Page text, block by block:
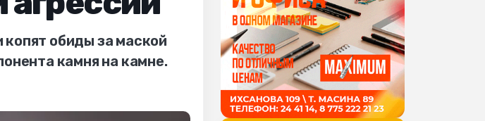
обиды за маской
камня на камне.